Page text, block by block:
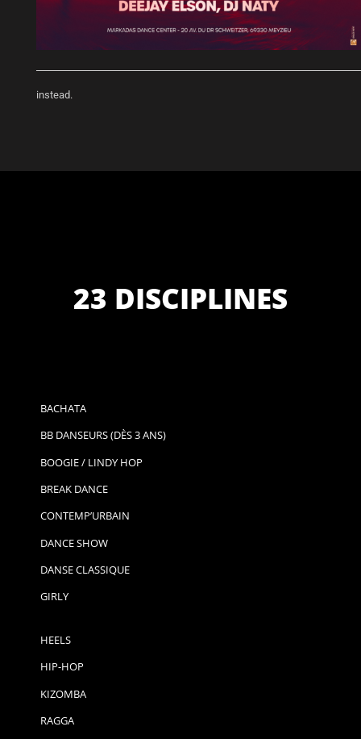
instead.
23 DISCIPLINES
BACHATA
BB DANSEURS (DÈS 3 ANS)
BOOGIE / LINDY HOP
BREAK DANCE
CONTEMP’URBAIN
DANCE SHOW
DANSE CLASSIQUE
GIRLY
HEELS
HIP-HOP
KIZOMBA
RAGGA